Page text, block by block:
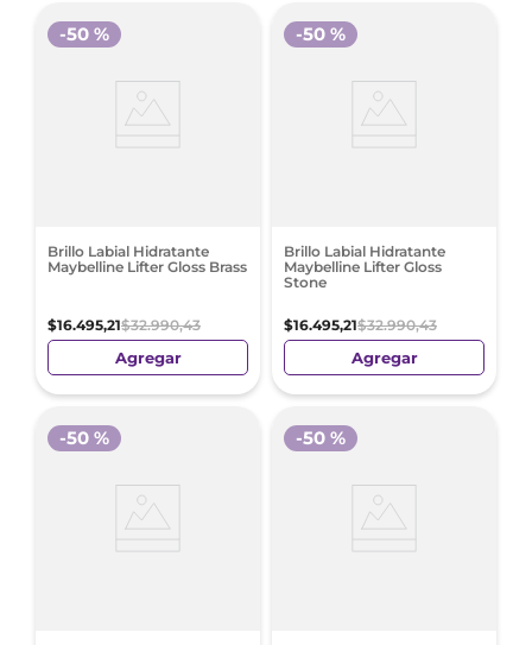
Brillo Labial Hidratante
Maybelline Lifter Gloss Brass
$16.495,21$32.990,43
-50 %
Agregar
Brillo Labial Hidratante
Maybelline Lifter Gloss
Stone
$16.495,21$32.990,43
-50 %
Agregar
-50 % -50 %